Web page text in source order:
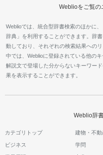
Weblioをご覧の
Weblioでは、統合型辞書検索のほかに
辞典」を利用することができます。辞
動しており、それぞれの検索結果への
中では、Weblioに登録されている他の
解説文で登場した分からないキーワー
果を表示することができます。
Weblio辞
カテゴリトップ 建物・不動
ビジネス 学問